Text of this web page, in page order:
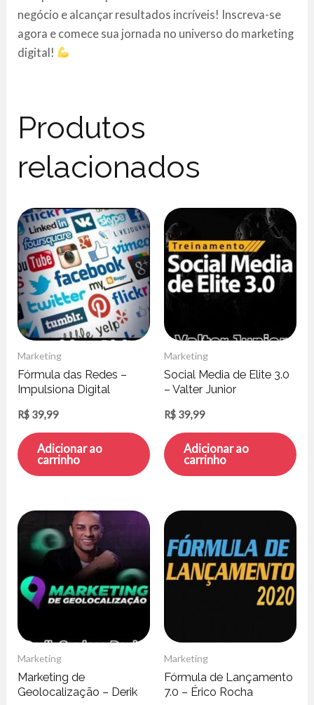
negócio e alcançar resultados incríveis! Inscreva-se
agora e comece sua jornada no universo do marketing
digital!
Produtos
relacionados
Marketing
Fórmula das Redes –
Impulsiona Digital
R$ 39,99
Adicionar ao
carrinho
Marketing
Social Media de Elite 3.0
– Valter Junior
R$ 39,99
Adicionar ao
carrinho
Marketing
Marketing de
Geolocalização – Derik
Marketing
Fórmula de Lançamento
7.0 – Érico Rocha